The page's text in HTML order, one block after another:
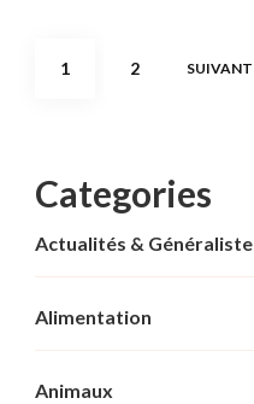
Pagination
PAGE
1 PAGE
2 SUIVANT
Categories
Actualités & Généraliste
Alimentation
Animaux